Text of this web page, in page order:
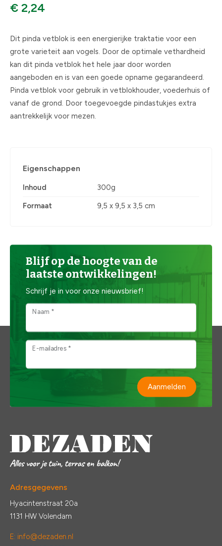
€ 2,24
Dit pinda vetblok is een energierijke traktatie voor een
grote varieteit aan vogels. Door de optimale vethardheid
kan dit pinda vetblok het hele jaar door worden
aangeboden en is van een goede opname gegarandeerd.
Pinda vetblok voor gebruik in vetblokhouder, voederhuis of
vanaf de grond. Door toegevoegde pindastukjes extra
aantrekkelijk voor mezen.
Eigenschappen
Inhoud 300g
Formaat 9,5 x 9,5 x 3,5 cm
Blijf op de hoogte van de
laatste ontwikkelingen!
Schrijf je in voor onze nieuwsbrief!
Naam *
E-mailadres *
Aanmelden
Adresgegevens
Hyacintenstraat 20a
1131 HW Volendam
E: info@dezaden.nl